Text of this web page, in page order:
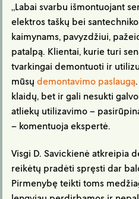
„Labai svarbu išmontuojant
elektros taškų bei
kaimynams, pavyzdžiui,
patalpą. Klientai, kurie turi
tvarkingai demontuoti ir
mūsų demontavimo paslaugą
klaidų, bet ir gali nesukti
atliekų utilizavimo –
– komentuoja ekspertė.
Visgi D. Savickienė atkreipia
reikėtų pradėti spręsti dar
Pirmenybę teikti toms